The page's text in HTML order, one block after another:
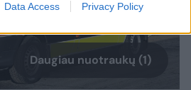
Data Access Privacy Policy
Daugiau nuotraukų (1)